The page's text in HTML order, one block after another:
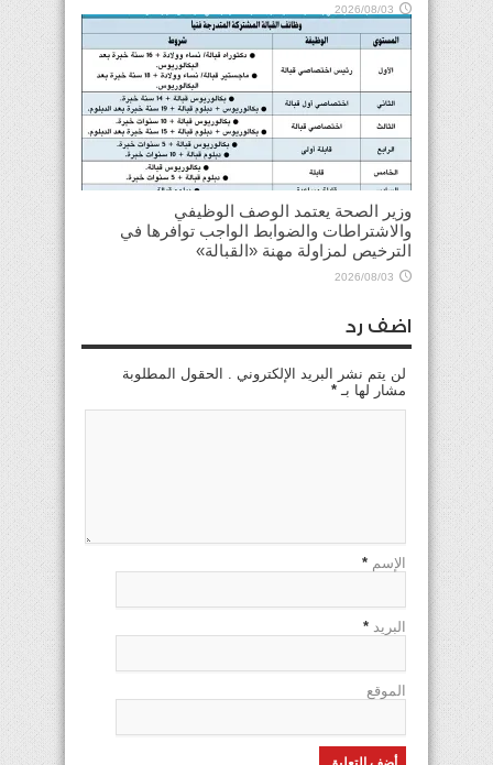
2026/08/03
وزير الصحة يعتمد الوصف الوظيفي
والاشتراطات والضوابط الواجب توافرها في
الترخيص لمزاولة مهنة «القبالة»
2026/08/03
اضف رد
لن يتم نشر البريد الإلكتروني . الحقول المطلوبة
مشار لها بـ *
الإسم *
البريد *
الموقع